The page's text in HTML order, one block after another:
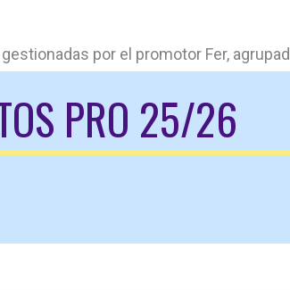
por el promotor Fer,
PRO 25/26